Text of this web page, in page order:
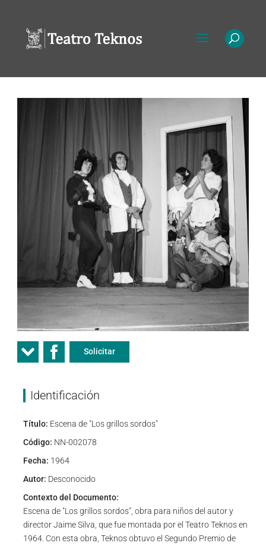
Solicitar
Identificación
Título: Escena de "Los grillos sordos"
Código: NN-002078
Fecha: 1964
Autor: Desconocido
Contexto del Documento:
Escena de "Los grillos sordos", obra para niños del autor y
director Jaime Silva, que fue montada por el Teatro Teknos en
1964. Con esta obra, Teknos obtuvo el Segundo Premio de